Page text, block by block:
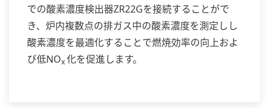
での酸素濃度検出器ZR22Gを接続することがで
き、炉内複数点の排ガス中の酸素濃度を測定しし
酸素濃度を最適化することで燃焼効率の向上およ
び低NOx化を促進します。